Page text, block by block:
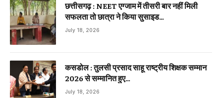
छत्तीसगढ़ : NEET एग्जाम में तीसरी बार नहीं मिली
सफलता तो छात्रा ने किया सुसाइड…
July 18, 2026
कसडोल : तुलसी प्रसाद साहू राष्ट्रीय शिक्षक सम्मान
2026 से सम्मानित हुए…
July 18, 2026